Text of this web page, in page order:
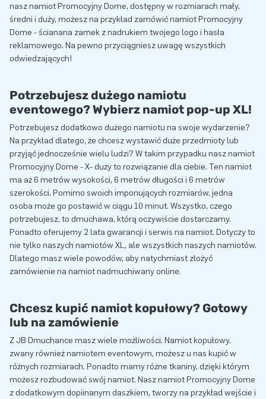
nasz namiot Promocyjny Dome, dostępny w rozmiarach mały,
średni i duży, możesz na przykład zamówić namiot Promocyjny
Dome - ścianana zamek z nadrukiem twojego logo i hasła
reklamowego. Na pewno przyciągniesz uwagę wszystkich
odwiedzających!
Potrzebujesz dużego namiotu
eventowego? Wybierz namiot pop-up XL!
Potrzebujesz dodatkowo dużego namiotu na swoje wydarzenie?
Na przykład dlatego, że chcesz wystawić duże przedmioty lub
przyjąć jednocześnie wielu ludzi? W takim przypadku nasz namiot
Promocyjny Dome - X- duży to rozwiązanie dla ciebie. Ten namiot
ma aż 6 metrów wysokości, 6 metrów długości i 6 metrów
szerokości. Pomimo swoich imponujących rozmiarów, jedna
osoba może go postawić w ciągu 10 minut. Wszystko, czego
potrzebujesz, to dmuchawa, którą oczywiście dostarczamy.
Ponadto oferujemy 2 lata gwarancji i serwis na namiot. Dotyczy to
nie tylko naszych namiotów XL, ale wszystkich naszych namiotów.
Dlatego masz wiele powodów, aby natychmiast złożyć
zamówienie na namiot nadmuchiwany online.
Chcesz kupić namiot kopułowy? Gotowy
lub na zamówienie
Z JB Dmuchance masz wiele możliwości. Namiot kopułowy,
zwany również namiotem eventowym, możesz u nas kupić w
różnych rozmiarach. Ponadto mamy różne tkaniny, dzięki którym
możesz rozbudować swój namiot. Nasz namiot Promocyjny Dome
z dodatkowym dopiinanym daszkiem, tworzy na przykład wejście i